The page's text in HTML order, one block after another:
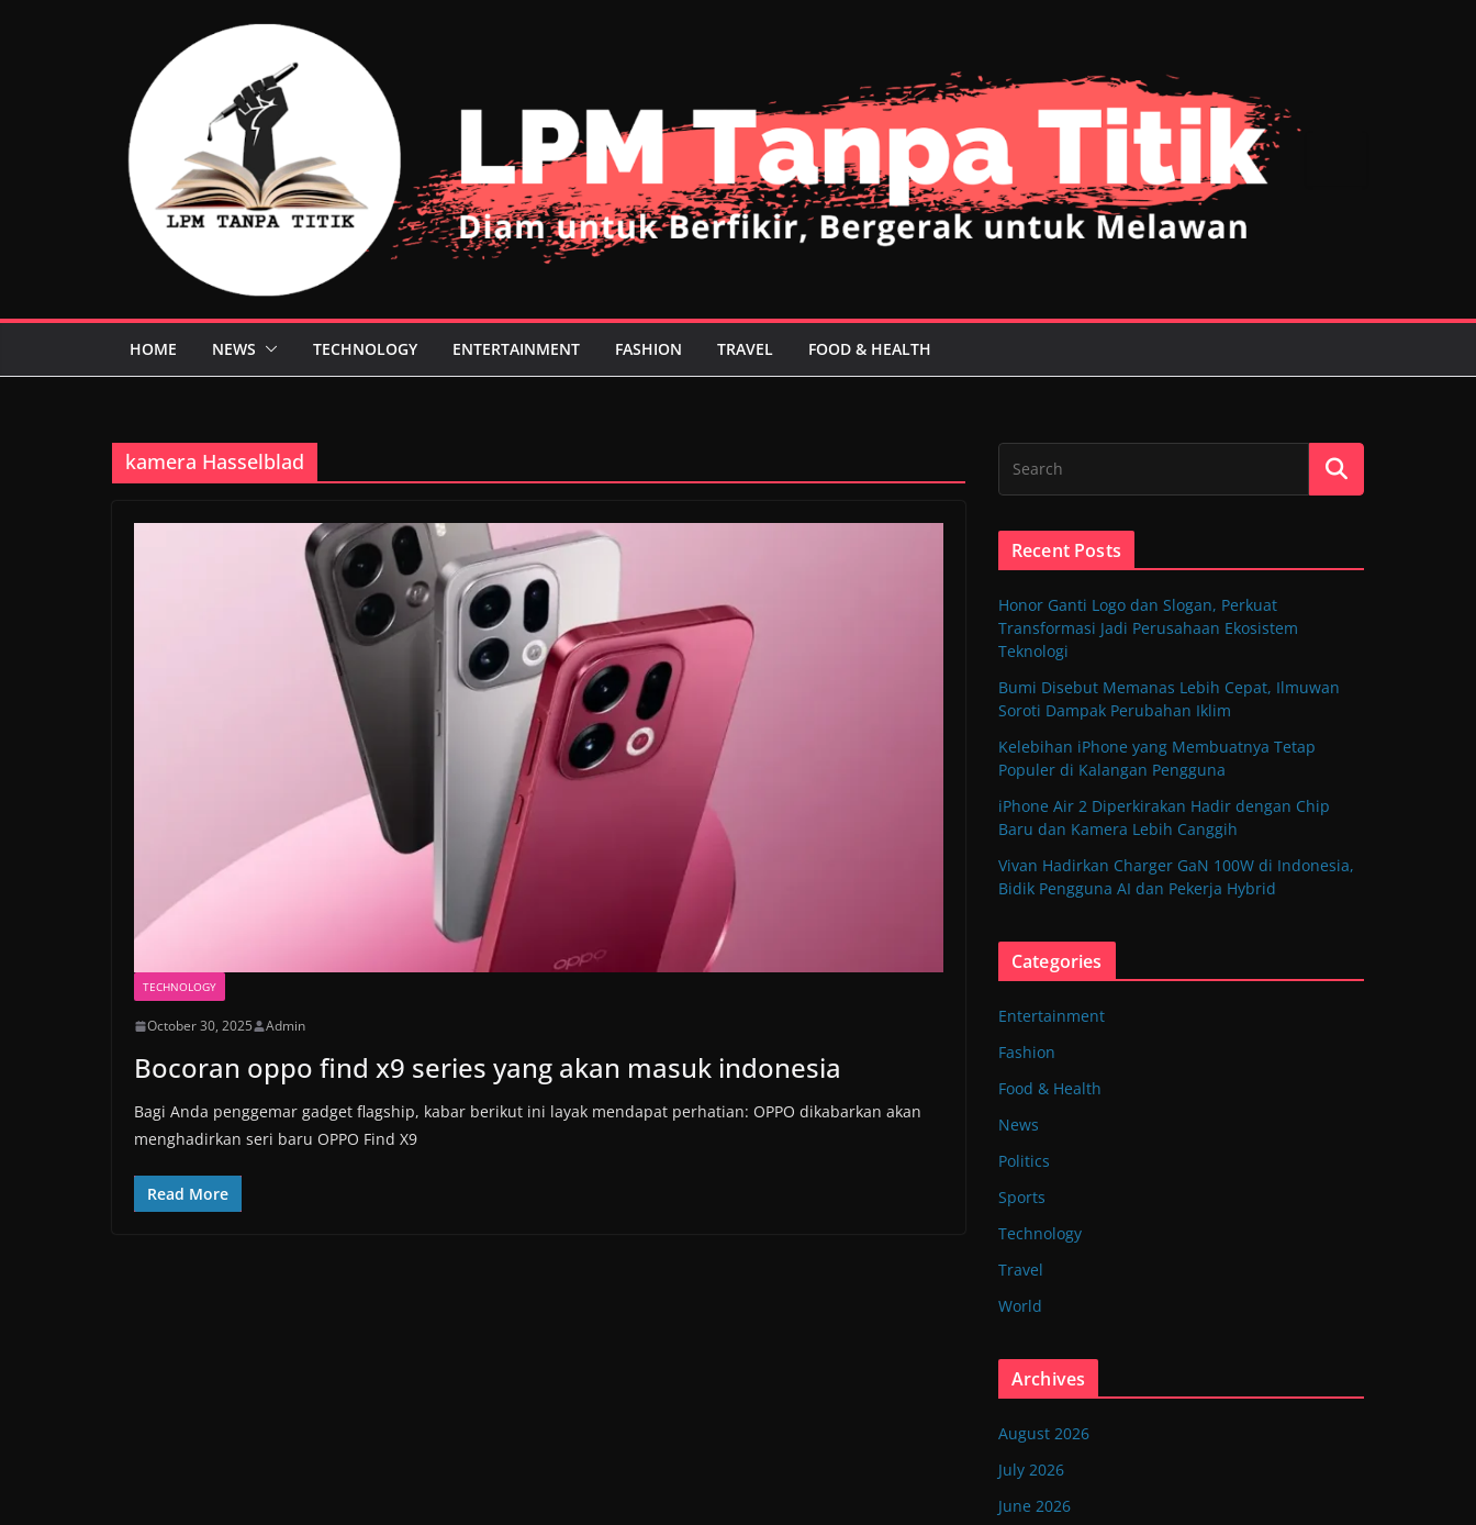
HOME NEWS TECHNOLOGY ENTERTAINMENT FASHION TRAVEL FOOD & HEALTH
kamera Hasselblad
TECHNOLOGY
October 30, 2025 Admin
Bocoran oppo find x9 series yang akan masuk indonesia
Bagi Anda penggemar gadget flagship, kabar berikut ini layak mendapat perhatian: OPPO dikabarkan akan
menghadirkan seri baru OPPO Find X9
Read More
Recent Posts
Honor Ganti Logo dan Slogan, Perkuat
Transformasi Jadi Perusahaan Ekosistem
Teknologi
Bumi Disebut Memanas Lebih Cepat, Ilmuwan
Soroti Dampak Perubahan Iklim
Kelebihan iPhone yang Membuatnya Tetap
Populer di Kalangan Pengguna
iPhone Air 2 Diperkirakan Hadir dengan Chip
Baru dan Kamera Lebih Canggih
Vivan Hadirkan Charger GaN 100W di Indonesia,
Bidik Pengguna AI dan Pekerja Hybrid
Categories
Entertainment
Fashion
Food & Health
News
Politics
Sports
Technology
Travel
World
Archives
August 2026
July 2026
June 2026